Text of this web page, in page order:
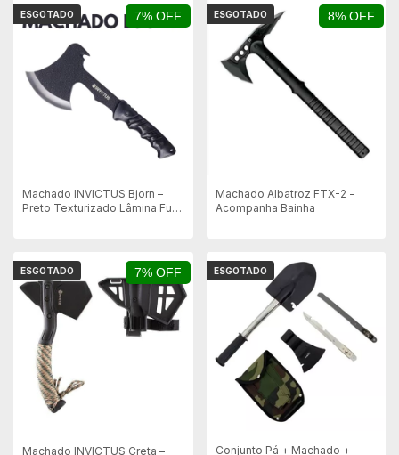
7% OFF
ESGOTADO
Machado INVICTUS Bjorn –
Preto Texturizado Lâmina Full
8% OFF
ESGOTADO
Machado Albatroz FTX-2 -
Acompanha Bainha
7% OFF
ESGOTADO
Machado INVICTUS Creta –
ESGOTADO
Conjunto Pá + Machado +